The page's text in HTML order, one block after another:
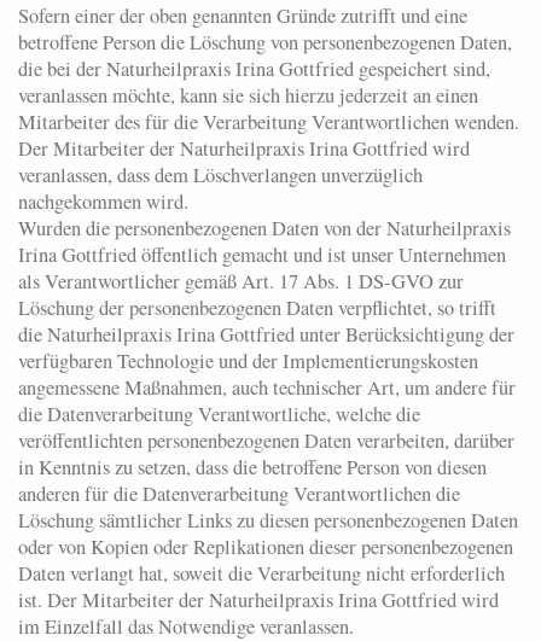
Sofern einer der oben genannten Gründe zutrifft und eine
betroffene Person die Löschung von personenbezogenen Daten,
die bei der Naturheilpraxis Irina Gottfried gespeichert sind,
veranlassen möchte, kann sie sich hierzu jederzeit an einen
Mitarbeiter des für die Verarbeitung Verantwortlichen wenden.
Der Mitarbeiter der Naturheilpraxis Irina Gottfried wird
veranlassen, dass dem Löschverlangen unverzüglich
nachgekommen wird.
Wurden die personenbezogenen Daten von der Naturheilpraxis
Irina Gottfried öffentlich gemacht und ist unser Unternehmen
als Verantwortlicher gemäß Art. 17 Abs. 1 DS-GVO zur
Löschung der personenbezogenen Daten verpflichtet, so trifft
die Naturheilpraxis Irina Gottfried unter Berücksichtigung der
verfügbaren Technologie und der Implementierungskosten
angemessene Maßnahmen, auch technischer Art, um andere für
die Datenverarbeitung Verantwortliche, welche die
veröffentlichten personenbezogenen Daten verarbeiten, darüber
in Kenntnis zu setzen, dass die betroffene Person von diesen
anderen für die Datenverarbeitung Verantwortlichen die
Löschung sämtlicher Links zu diesen personenbezogenen Daten
oder von Kopien oder Replikationen dieser personenbezogenen
Daten verlangt hat, soweit die Verarbeitung nicht erforderlich
ist. Der Mitarbeiter der Naturheilpraxis Irina Gottfried wird
im Einzelfall das Notwendige veranlassen.